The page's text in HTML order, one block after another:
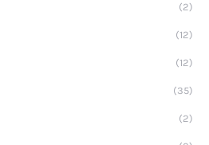
(2)
(12)
(12)
(35)
(2)